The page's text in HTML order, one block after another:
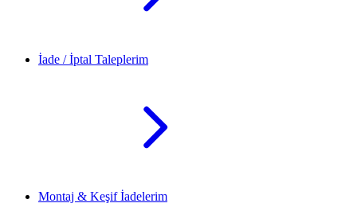
İade / İptal Taleplerim
Montaj & Keşif İadelerim